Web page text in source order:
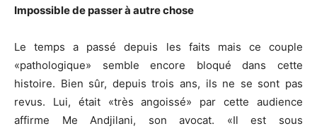
Impossible de passer à autre chose
Le temps a passé depuis les faits mais ce couple
«pathologique» semble encore bloqué dans cette
histoire. Bien sûr, depuis trois ans, ils ne se sont pas
revus. Lui, était «très angoissé» par cette audience
affirme Me Andjilani, son avocat. «Il est sous